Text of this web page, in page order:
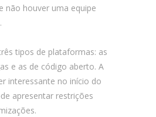
não houver uma equipe
tipos de plataformas: as
e as de código aberto. A
interessante no início do
apresentar restrições